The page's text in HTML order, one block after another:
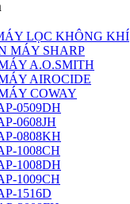
LỌC KHÔNG KHÍ
MÁY SHARP
A.O.SMITH
AIROCIDE
COWAY
0509DH
0608JH
0808KH
1008CH
1008DH
1009CH
1516D